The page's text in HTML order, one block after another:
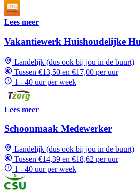
Lees meer
Vakantiewerk Huishoudelijke
Landelijk (dus ook bij jou in de buurt)
Tussen €13,50 en €17,00 per uur
1 - 40 uur per week
Lees meer
Schoonmaak Medewerker
Landelijk (dus ook bij jou in de buurt)
Tussen €14,39 en €18,62 per uur
1 - 40 uur per week